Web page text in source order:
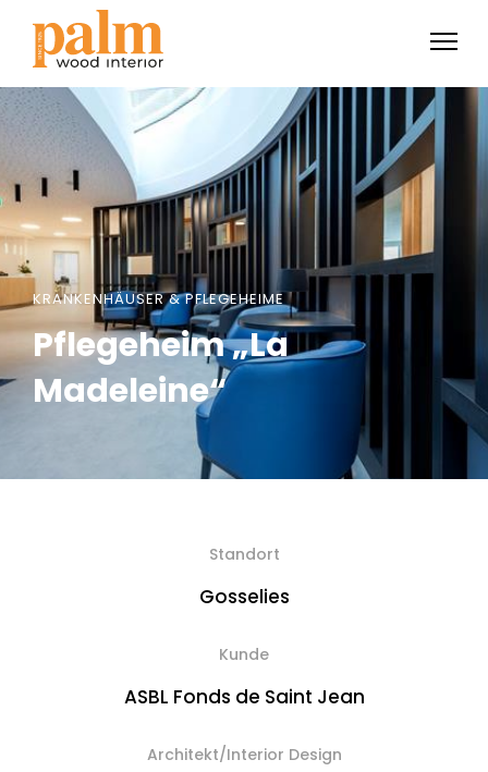
KRANKENHÄUSER & PFLEGEHEIME
Pflegeheim „La
Madeleine“
Standort
Gosselies
Kunde
ASBL Fonds de Saint Jean
Architekt/Interior Design